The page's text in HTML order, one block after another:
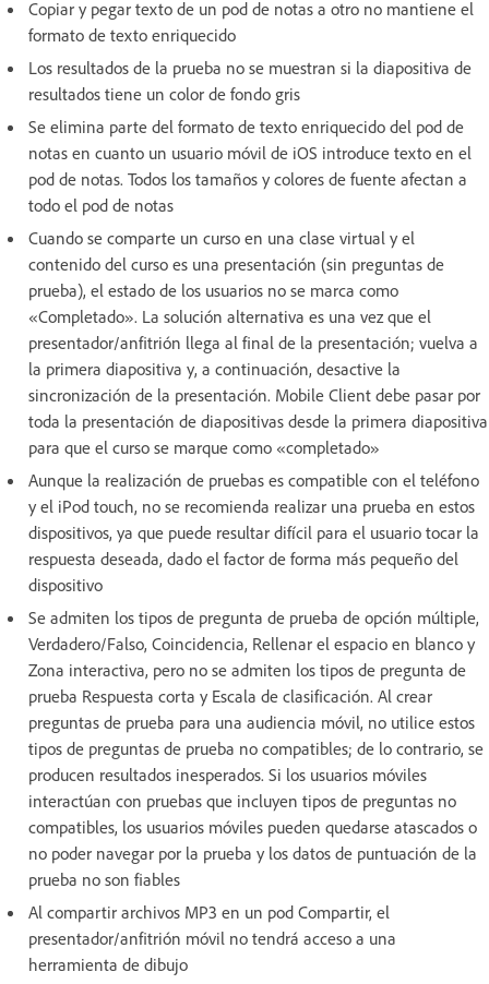
Copiar y pegar texto de un pod de notas a otro no mantiene el
formato de texto enriquecido
Los resultados de la prueba no se muestran si la diapositiva de
resultados tiene un color de fondo gris
Se elimina parte del formato de texto enriquecido del pod de
notas en cuanto un usuario móvil de iOS introduce texto en el
pod de notas. Todos los tamaños y colores de fuente afectan a
todo el pod de notas
Cuando se comparte un curso en una clase virtual y el
contenido del curso es una presentación (sin preguntas de
prueba), el estado de los usuarios no se marca como
«Completado». La solución alternativa es una vez que el
presentador/anfitrión llega al final de la presentación; vuelva a
la primera diapositiva y, a continuación, desactive la
sincronización de la presentación. Mobile Client debe pasar por
toda la presentación de diapositivas desde la primera diapositiva
para que el curso se marque como «completado»
Aunque la realización de pruebas es compatible con el teléfono
y el iPod touch, no se recomienda realizar una prueba en estos
dispositivos, ya que puede resultar difícil para el usuario tocar la
respuesta deseada, dado el factor de forma más pequeño del
dispositivo
Se admiten los tipos de pregunta de prueba de opción múltiple,
Verdadero/Falso, Coincidencia, Rellenar el espacio en blanco y
Zona interactiva, pero no se admiten los tipos de pregunta de
prueba Respuesta corta y Escala de clasificación. Al crear
preguntas de prueba para una audiencia móvil, no utilice estos
tipos de preguntas de prueba no compatibles; de lo contrario, se
producen resultados inesperados. Si los usuarios móviles
interactúan con pruebas que incluyen tipos de preguntas no
compatibles, los usuarios móviles pueden quedarse atascados o
no poder navegar por la prueba y los datos de puntuación de la
prueba no son fiables
Al compartir archivos MP3 en un pod Compartir, el
presentador/anfitrión móvil no tendrá acceso a una
herramienta de dibujo